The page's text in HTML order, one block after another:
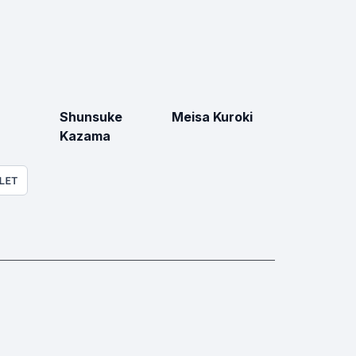
Shunsuke
Kazama
Meisa Kuroki